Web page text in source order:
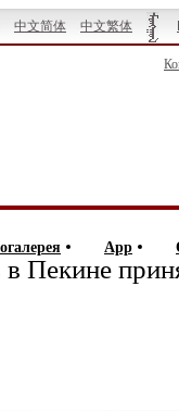
中文简体 中文繁体
App
Пекине